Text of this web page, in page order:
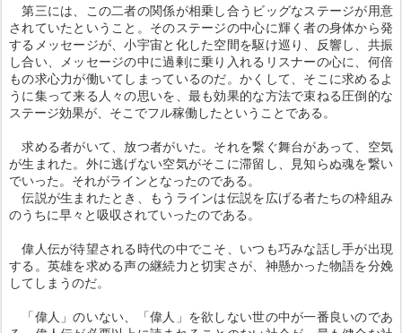
第三には、この二者の関係が相乗し合うビッグなステージが用意
されていたということ。そのステージの中心に輝く者の身体から発
するメッセージが、小宇宙と化した空間を駆け巡り、反響し、共振
し合い、メッセージの中に過剰に乗り入れるリスナーの心に、何倍
もの求心力が働いてしまっているのだ。かくして、そこに求めるよ
うに集って来る人々の思いを、最も効果的な方法で束ねる圧倒的な
ステージ効果が、そこでフル稼働したということである。
求める者がいて、放つ者がいた。それを繋ぐ舞台があって、空気
が生まれた。外に逃げない空気がそこに滞留し、見知らぬ魂を繋い
でいった。それがラインとなったのである。
伝説が生まれたとき、もうラインは伝説を広げる者たちの枠組み
のうちに早々と吸収されていったのである。
偉人伝が待望される時代の中でこそ、いつも巧みな話し手が出現
する。英雄を求める声の継続力と切実さが、神懸かった物語を分娩
してしまうのだ。
「偉人」のいない、「偉人」を欲しない世の中が一番良いのであ